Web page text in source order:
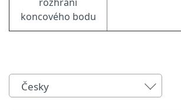
koncového bodu
Česky